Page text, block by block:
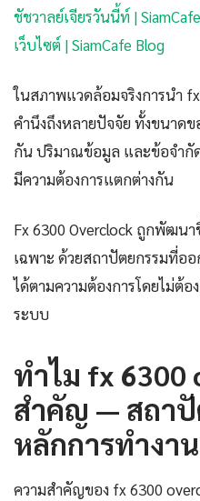
ชัชวาลย์เจียรวันนี้ท์ |
เว็บไซต์ | SiamCafe Blog
ในสภาพแวดล้อมจริงการนำ
คำนึงถึงหลายปัจจัย ทั้งขนาด
กัน ปริมาณข้อมูล และข้อจำกั
มีความต้องการแตกต่างกัน
Fx 6300 Overclock ถูกพัฒน
เฉพาะ ด้วยสถาปัตยกรรมที่อ
ได้ตามความต้องการโดยไม่ต้
ระบบ
ทำไม fx 6300
สำคัญ — สถาปั
หลักการทำงาน
ความสำคัญของ fx 6300